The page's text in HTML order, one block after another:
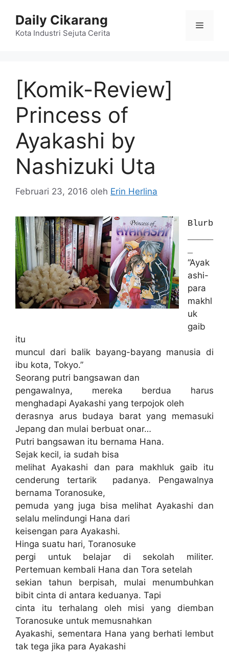
Daily Cikarang
Kota Industri Sejuta Cerita
Menu
[Komik-Review]
Princess of
Ayakashi by
Nashizuki Uta
Februari 23, 2016 oleh Erin Herlina
Blurb
“Ayak
ashi-
para
makhl
uk
gaib
itu
muncul dari balik bayang-bayang manusia di
ibu kota, Tokyo.”
Seorang putri bangsawan dan
pengawalnya, mereka berdua harus
menghadapi Ayakashi yang terpojok oleh
derasnya arus budaya barat yang memasuki
Jepang dan mulai berbuat onar…
Putri bangsawan itu bernama Hana.
Sejak kecil, ia sudah bisa
melihat Ayakashi dan para makhluk gaib itu
cenderung tertarik padanya. Pengawalnya
bernama Toranosuke,
pemuda yang juga bisa melihat Ayakashi dan
selalu melindungi Hana dari
keisengan para Ayakashi.
Hinga suatu hari, Toranosuke
pergi untuk belajar di sekolah militer.
Pertemuan kembali Hana dan Tora setelah
sekian tahun berpisah, mulai menumbuhkan
bibit cinta di antara keduanya. Tapi
cinta itu terhalang oleh misi yang diemban
Toranosuke untuk memusnahkan
Ayakashi, sementara Hana yang berhati lembut
tak tega jika para Ayakashi